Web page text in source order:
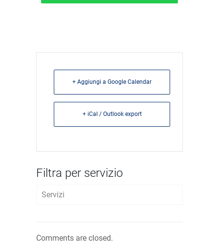
+ Aggiungi a Google Calendar
+ iCal / Outlook export
Filtra per servizio
Servizi
FISCALE E TRIBUTARIO
Comments are closed.